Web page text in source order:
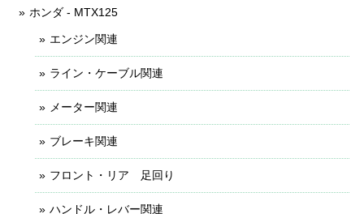
ホンダ - MTX125
エンジン関連
ライン・ケーブル関連
メーター関連
ブレーキ関連
フロント・リア 足回り
ハンドル・レバー関連